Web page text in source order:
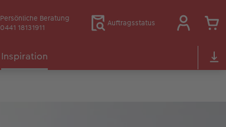
Persönliche Beratung
0441 18131911
Auftragsstatus
Inspiration